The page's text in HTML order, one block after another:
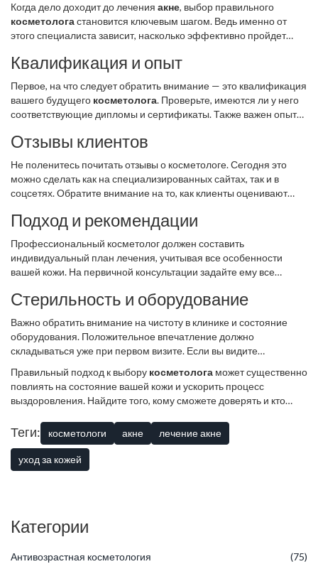
Когда дело доходит до лечения акне, выбор правильного
косметологастановится ключевым шагом. Ведь именно от
этого специалиста зависит, насколько эффективно пройдет
этому выбору стоит с умом.
Квалификация и опыт
Первое, на что следует обратить внимание — это квалификация
вашего будущего косметолога. Проверьте, имеются ли у него
соответствующие дипломы и сертификаты. Также важен опыт
проблемной кожей и конкретно с
Отзывы клиентов
Не поленитесь почитать отзывы о косметологе. Сегодня это
можно сделать как на специализированных сайтах, так и в
соцсетях. Обратите внимание на то, как клиенты оценивают
Как правило, хорошие косметологи имеют положительную
Подход и рекомендации
Профессиональный косметолог должен составить
индивидуальный план лечения, учитывая все особенности
вашей кожи. На первичной консультации задайте ему все
вам относится. Если специалист советует специфические
именно они подойдут вам.
Стерильность и оборудование
Важно обратить внимание на чистоту в клинике и состояние
оборудования. Положительное впечатление должно
складываться уже при первом визите. Если вы видите
воздержаться от услуг такого специалиста.
Правильный подход к выбору косметолога может существенно
повлиять на состояние вашей кожи и ускорить процесс
выздоровления. Найдите того, кому сможете доверять и кто
Теги: косметологи акне лечение акне
уход за кожей
Категории
Антивозрастная косметология (75)